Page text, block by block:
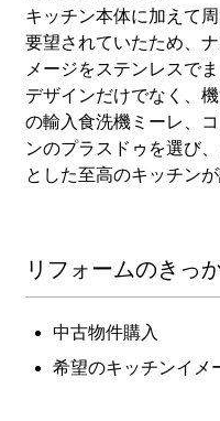
キッチン吊戸棚と高さ、扉の面
利便性が良くなりました。また
キッチン本体に加えて
要望されていたため、
メージをステンレスでま
デザインだけでなく、
の輸入食洗機ミーレ、
ンのプラスドゥを選び
とした至高のキッチンが
リフォームのきっ
中古物件購入
希望のキッチンイメ